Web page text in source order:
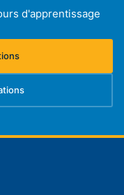
d'apprentissage
dans un nouvel onglet)
dans un nouvel onglet)